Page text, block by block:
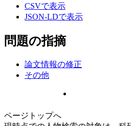
CSVで表示
JSON-LDで表示
問題の指摘
論文情報の修正
その他
ページトップへ